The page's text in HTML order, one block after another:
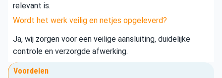
relevant is.
Wordt het werk veilig en netjes opgeleverd?
Ja, wij zorgen voor een veilige aansluiting, duidelijke
controle en verzorgde afwerking.
Voordelen